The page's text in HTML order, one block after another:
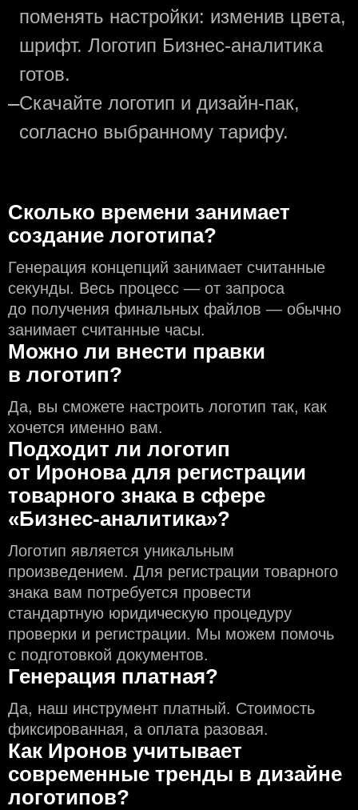
поменять настройки: изменив цвета,
шрифт. Логотип Бизнес-аналитика
готов.
—Скачайте логотип и дизайн-пак,
согласно выбранному тарифу.
Сколько времени занимает
создание логотипа?
Генерация концепций занимает считанные
секунды. Весь процесс — от запроса
до получения финальных файлов — обычно
занимает считанные часы.
Можно ли внести правки
в логотип?
Да, вы сможете настроить логотип так, как
хочется именно вам.
Подходит ли логотип
от Иронова для регистрации
товарного знака в сфере
«Бизнес-аналитика»?
Логотип является уникальным
произведением. Для регистрации товарного
знака вам потребуется провести
стандартную юридическую процедуру
проверки и регистрации. Мы можем помочь
с подготовкой документов.
Генерация платная?
Да, наш инструмент платный. Стоимость
фиксированная, а оплата разовая.
Как Иронов учитывает
современные тренды в дизайне
логотипов?